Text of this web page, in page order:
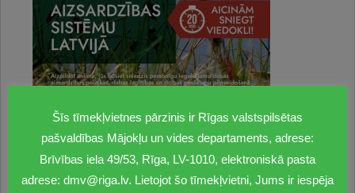
Šīs tīmekļvietnes pārzinis ir Rīgas valstspilsētas
pašvaldības Mājokļu un vides departaments, adrese:
Brīvības iela 49/53, Rīga, LV-1010, elektroniskā pasta
adrese: dmv@riga.lv. Lietojot šo tīmekļvietni, Jums ir iespēja